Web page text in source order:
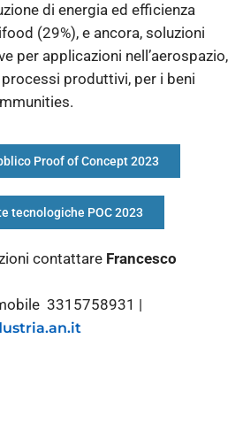
di energia ed efficienza
(29%), e ancora, soluzioni
per applicazioni nell’aerospazio,
produttivi, per i beni
Proof of Concept 2023
tecnologiche POC 2023
contattare Francesco
3315758931 |